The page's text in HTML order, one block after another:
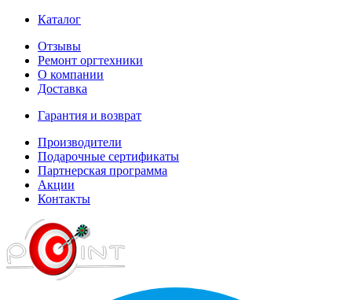
Каталог
Отзывы
Ремонт оргтехники
О компании
Доставка
Гарантия и возврат
Производители
Подарочные сертификаты
Партнерская программа
Акции
Контакты